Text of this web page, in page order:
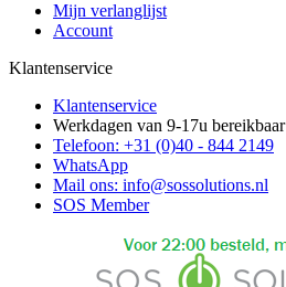
Mijn verlanglijst
Account
Klantenservice
Klantenservice
Werkdagen van 9-17u bereikbaar
Telefoon: +31 (0)40 - 844 2149
WhatsApp
Mail ons: info@sossolutions.nl
SOS Member